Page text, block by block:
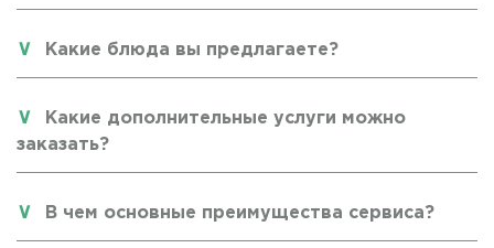
Какие блюда вы предлагаете?
Какие дополнительные услуги можно
заказать?
В чем основные преимущества сервиса?